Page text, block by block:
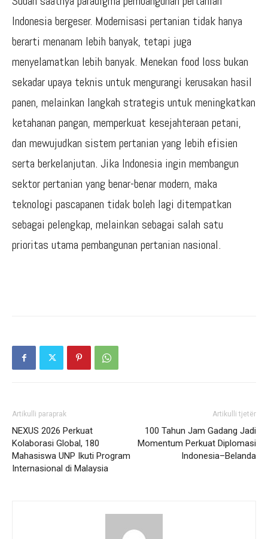
Indonesia bergeser. Modernisasi pertanian tidak hanya
berarti menanam lebih banyak, tetapi juga
menyelamatkan lebih banyak. Menekan food loss bukan
sekadar upaya teknis untuk mengurangi kerusakan hasil
panen, melainkan langkah strategis untuk meningkatkan
ketahanan pangan, memperkuat kesejahteraan petani,
dan mewujudkan sistem pertanian yang lebih efisien
serta berkelanjutan. Jika Indonesia ingin membangun
sektor pertanian yang benar-benar modern, maka
teknologi pascapanen tidak boleh lagi ditempatkan
sebagai pelengkap, melainkan sebagai salah satu
prioritas utama pembangunan pertanian nasional.
Artikulli paraprak
NEXUS 2026 Perkuat
Kolaborasi Global, 180
Mahasiswa UNP Ikuti Program
Internasional di Malaysia
Artikulli tjetër
100 Tahun Jam Gadang Jadi
Momentum Perkuat Diplomasi
Indonesia–Belanda